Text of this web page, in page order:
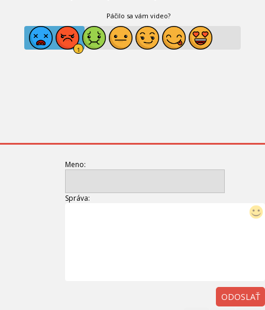
Páčilo sa vám video?
Meno:
Správa:
ODOSLAŤ